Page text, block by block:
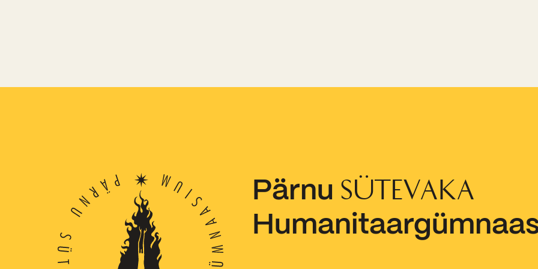
Pärnu SÜTEVAKA